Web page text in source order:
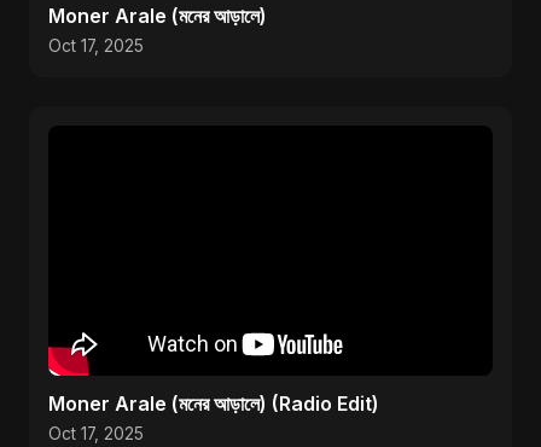
Moner Arale (মনের আড়ালে)
Oct 17, 2025
Moner Arale (মনের আড়ালে) (Radio Edit)
Oct 17, 2025